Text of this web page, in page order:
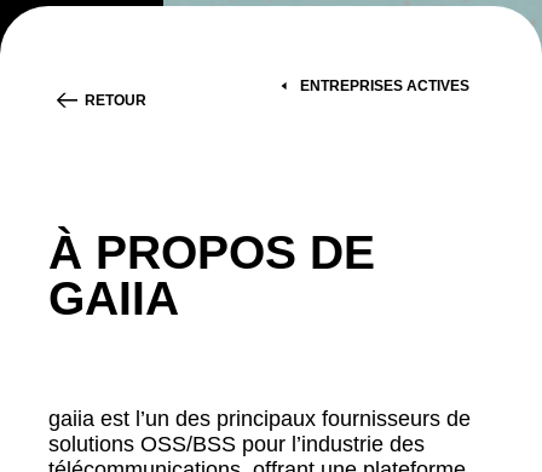
RETOUR
ENTREPRISES ACTIVES
À PROPOS DE
GAIIA
gaiia est l’un des principaux fournisseurs de
solutions OSS/BSS pour l’industrie des